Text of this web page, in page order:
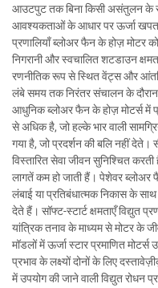
आउटपुट तक बिना किसी असंतुलन के
आवश्यकताओं के आधार पर ऊर्जा
प्रणालियाँ ब्लोअर फैन के होज़ मोटर
निगरानी और स्वचालित शटडाउन
रणनीतिक रूप से स्थित वेंट्स और
लंबे समय तक निरंतर संचालन के
आधुनिक ब्लोअर फैन के होज़ मोटर्स में
से अधिक है, जो हल्के भार वाली
गया है, जो प्रदर्शन की बलि नहीं
विस्तारित सेवा जीवन सुनिश्चित
लागतें कम हो जाती हैं। पेशेवर ब्लोअर
लंबाई या प्रतिबंधात्मक निकास के
देते हैं। सॉफ्ट-स्टार्ट क्षमताएँ विद्युत
यांत्रिक तनाव के माध्यम से मोटर के
मॉडलों में ऊर्जा स्टार प्रमाणित
प्रभाव के लक्ष्यों दोनों के लिए
में उपयोग की जाने वाली विद्युत रोधन